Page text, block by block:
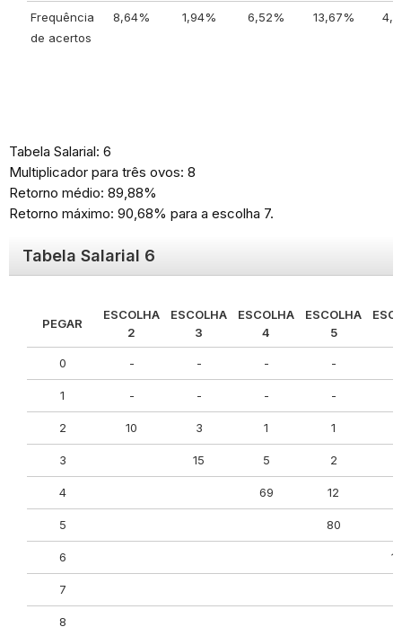
Frequência
de acertos
8,64% 1,94% 6,52% 13,67%
Tabela Salarial: 6
Multiplicador para três ovos: 8
Retorno médio: 89,88%
Retorno máximo: 90,68% para a escolha 7.
Tabela Salarial 6
PEGAR
ESCOLHA
2
ESCOLHA
3
ESCOLHA
4
ESCOLHA
5
0 - - - -
1 - - - -
2 10 3 1 1
3 15 5 2
4 69 12
5 80
6
7
8